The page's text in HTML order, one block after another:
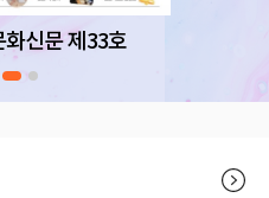
신문 제33호